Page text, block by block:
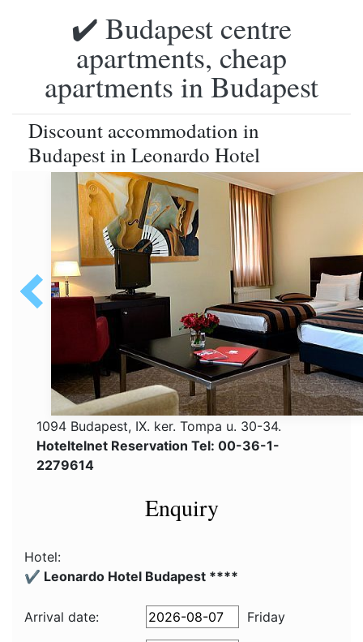
✔️ Budapest centre
apartments, cheap
apartments in Budapest
Discount accommodation in
Budapest in Leonardo Hotel
1094 Budapest, IX. ker. Tompa u. 30-34.
Hoteltelnet Reservation Tel: 00-36-1-
2279614
Enquiry
Hotel:
✔️ Leonardo Hotel Budapest ****
Arrival date: Friday